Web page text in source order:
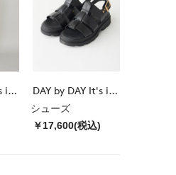
DAY by DAY It's international
DAY by DAY It's international
シューズ
￥17,600(税込)